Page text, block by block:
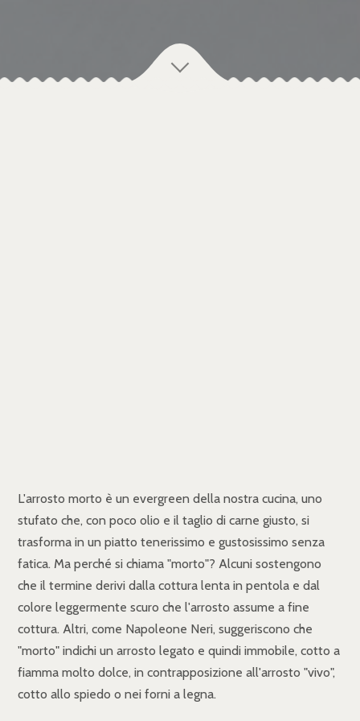
L'arrosto morto è un evergreen della nostra cucina, uno
stufato che, con poco olio e il taglio di carne giusto, si
trasforma in un piatto tenerissimo e gustosissimo senza
fatica. Ma perché si chiama "morto"? Alcuni sostengono
che il termine derivi dalla cottura lenta in pentola e dal
colore leggermente scuro che l'arrosto assume a fine
cottura. Altri, come Napoleone Neri, suggeriscono che
"morto" indichi un arrosto legato e quindi immobile, cotto a
fiamma molto dolce, in contrapposizione all'arrosto "vivo",
cotto allo spiedo o nei forni a legna.